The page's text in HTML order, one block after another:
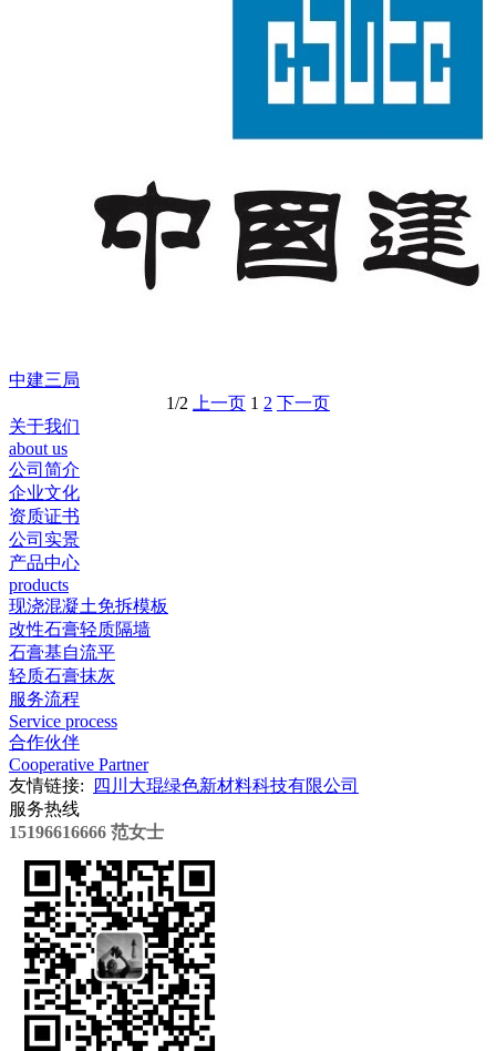
中建三局
1/2
上一页 1 2 下一页
关于我们
about us
公司简介
企业文化
资质证书
公司实景
产品中心
products
现浇混凝土免拆模板
改性石膏轻质隔墙
石膏基自流平
轻质石膏抹灰
服务流程
Service process
合作伙伴
Cooperative Partner
友情链接:
四川大琨绿色新材料科技有限公司
服务热线
15196616666 范女士